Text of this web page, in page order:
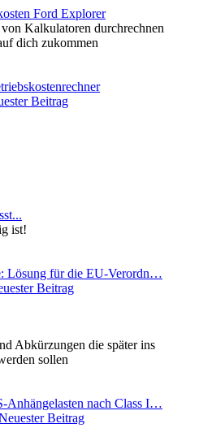
Ford Explorer
Kalkulatoren durchrechnen
dich zukommen
Beitrag
ist!
Lösung für die EU‑Verordn…
Beitrag
Abkürzungen die später ins
sollen
Anhängelasten nach Class I…
Beitrag